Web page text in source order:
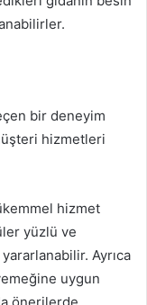
bir deneyim
hizmetleri
hizmet
yüzlü ve
Ayrıca
uygun